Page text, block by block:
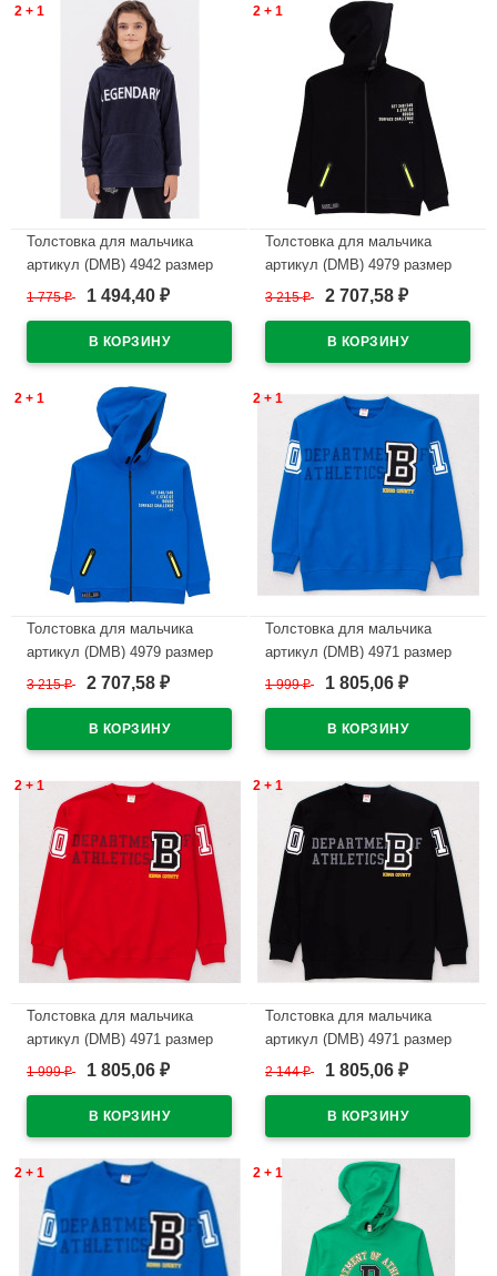
2 + 1
Толстовка для мальчика
артикул (DMB) 4942 размер
32/128-44/164 цвет темно-
1 775₽ 1 494,40 ₽
2 + 1
Толстовка для мальчика
артикул (DMB) 4979 размер
34/134-44/164 цвет черный
3 215₽ 2 707,58 ₽
2 + 1
Толстовка для мальчика
артикул (DMB) 4979 размер
34/134-44/164 цвет василек
3 215₽ 2 707,58 ₽
2 + 1
Толстовка для мальчика
артикул (DMB) 4971 размер
34/134-44/164 цвет василек
1 999₽ 1 805,06 ₽
2 + 1
Толстовка для мальчика
артикул (DMB) 4971 размер
34/134-44/164 цвет красный
1 999₽ 1 805,06 ₽
2 + 1
Толстовка для мальчика
артикул (DMB) 4971 размер
34/134-44/164 цвет черный
2 144₽ 1 805,06 ₽
2 + 1 2 + 1